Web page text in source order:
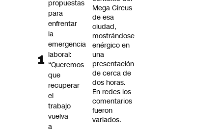
Mega Circus
de esa
ciudad,
mostrándose
enérgico en
una
presentación
de cerca de
dos horas.
En redes los
comentarios
fueron
variados.
propuestas
para
enfrentar
la
emergencia
laboral:
“Queremos
que
recuperar
el
trabajo
vuelva
a